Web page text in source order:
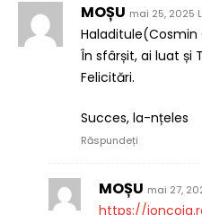
MOȘU mai 25, 2025
Haladitule(Cosmin
În sfârșit, ai luat și
Felicitări.
Succes, la-nțeles
Răspundeți
MOȘU mai 27,
https://